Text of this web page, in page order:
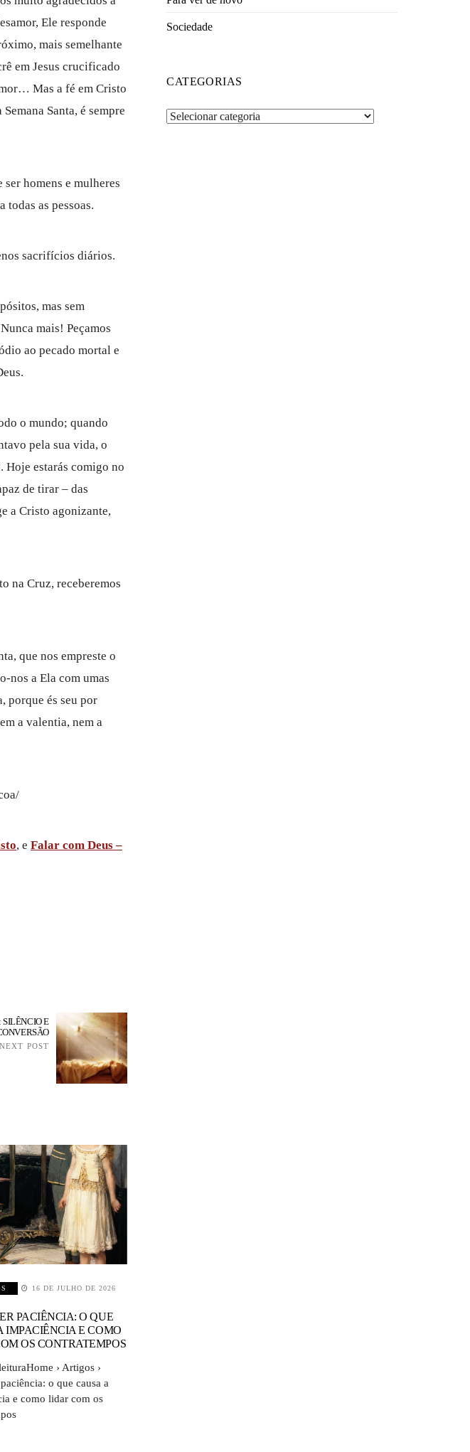
Ele responde
mais semelhante
em Jesus crucificado
Mas a fé em Cristo
Santa, é sempre
ser homens e mulheres
todas as pessoas.
sacrifícios diários.
mas sem
mais! Peçamos
ao pecado mortal e
o mundo; quando
pela sua vida, o
Hoje estarás comigo no
de tirar – das
a Cristo agonizante,
na Cruz, receberemos
que nos empreste o
nos a Ela com umas
porque és seu por
a valentia, nem a
, e Falar com Deus –
SILÊNCIO E
NEXT POST
16 DE JULHO DE 2026
PACIÊNCIA: O QUE
IMPACIÊNCIA E COMO
OS CONTRATEMPOS
› Artigos ›
o que causa a
e como lidar com os
Sociedade
CATEGORIAS
Categorias